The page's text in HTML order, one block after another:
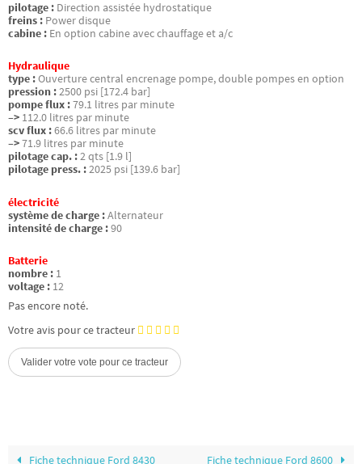
pilotage : Direction assistée hydrostatique
freins : Power disque
cabine : En option cabine avec chauffage et a/c
Hydraulique
type :Ouverture central encrenage pompe, double pompes en option
pression :2500 psi [172.4 bar]
pompe flux :79.1 litres par minute
–> 112.0 litres par minute
scv flux :66.6 litres par minute
–>71.9 litres par minute
pilotage cap. :2 qts [1.9 l]
pilotage press. :2025 psi [139.6 bar]
électricité
système de charge :Alternateur
intensité de charge :90
Batterie
nombre : 1
voltage : 12
Pas encore noté.
Votre avis pour ce tracteur
Fiche technique Ford 8430 Fiche technique Ford 8600